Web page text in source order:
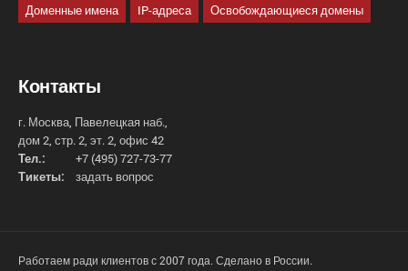
Доменные имена IP-адреса Освобождающиеся домены
Контакты
г. Москва, Павелецкая наб.,
дом 2, стр. 2, эт. 2, офис 42
Тел.:
+7 (495) 727-73-77
Тикеты:
задать вопрос
Работаем ради клиентов с 2007 года. Сделано в России.